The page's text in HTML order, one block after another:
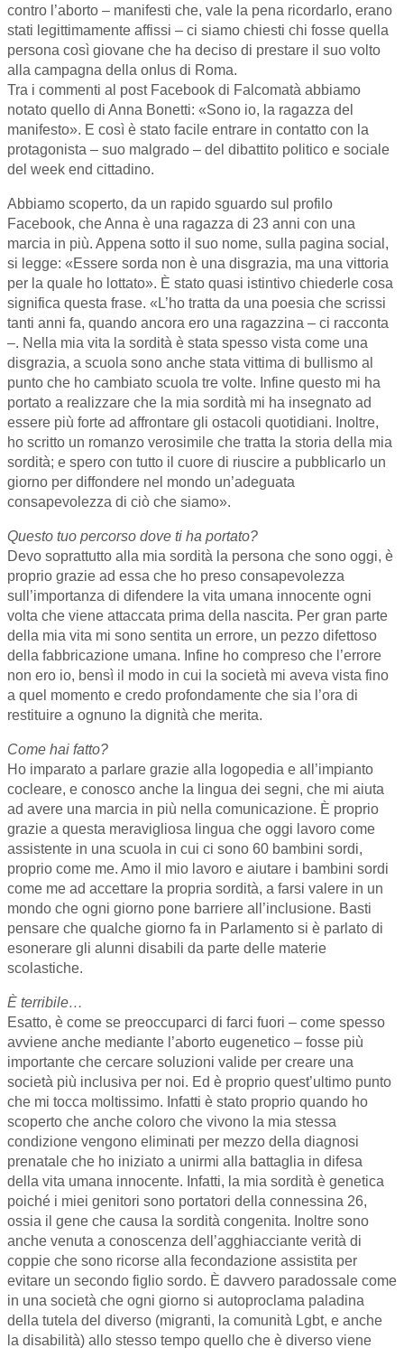
contro l’aborto – manifesti che, vale la pena ricordarlo, erano
stati legittimamente affissi – ci siamo chiesti chi fosse quella
persona così giovane che ha deciso di prestare il suo volto
alla campagna della onlus di Roma.
Tra i commenti al post Facebook di Falcomatà abbiamo
notato quello di Anna Bonetti: «Sono io, la ragazza del
manifesto». E così è stato facile entrare in contatto con la
protagonista – suo malgrado – del dibattito politico e sociale
del week end cittadino.
Abbiamo scoperto, da un rapido sguardo sul profilo
Facebook, che Anna è una ragazza di 23 anni con una
marcia in più. Appena sotto il suo nome, sulla pagina social,
si legge: «Essere sorda non è una disgrazia, ma una vittoria
per la quale ho lottato». È stato quasi istintivo chiederle cosa
significa questa frase. «L’ho tratta da una poesia che scrissi
tanti anni fa, quando ancora ero una ragazzina – ci racconta
–. Nella mia vita la sordità è stata spesso vista come una
disgrazia, a scuola sono anche stata vittima di bullismo al
punto che ho cambiato scuola tre volte. Infine questo mi ha
portato a realizzare che la mia sordità mi ha insegnato ad
essere più forte ad affrontare gli ostacoli quotidiani. Inoltre,
ho scritto un romanzo verosimile che tratta la storia della mia
sordità; e spero con tutto il cuore di riuscire a pubblicarlo un
giorno per diffondere nel mondo un’adeguata
consapevolezza di ciò che siamo».
Questo tuo percorso dove ti ha portato?
Devo soprattutto alla mia sordità la persona che sono oggi, è
proprio grazie ad essa che ho preso consapevolezza
sull’importanza di difendere la vita umana innocente ogni
volta che viene attaccata prima della nascita. Per gran parte
della mia vita mi sono sentita un errore, un pezzo difettoso
della fabbricazione umana. Infine ho compreso che l’errore
non ero io, bensì il modo in cui la società mi aveva vista fino
a quel momento e credo profondamente che sia l’ora di
restituire a ognuno la dignità che merita.
Come hai fatto?
Ho imparato a parlare grazie alla logopedia e all’impianto
cocleare, e conosco anche la lingua dei segni, che mi aiuta
ad avere una marcia in più nella comunicazione. È proprio
grazie a questa meravigliosa lingua che oggi lavoro come
assistente in una scuola in cui ci sono 60 bambini sordi,
proprio come me. Amo il mio lavoro e aiutare i bambini sordi
come me ad accettare la propria sordità, a farsi valere in un
mondo che ogni giorno pone barriere all’inclusione. Basti
pensare che qualche giorno fa in Parlamento si è parlato di
esonerare gli alunni disabili da parte delle materie
scolastiche.
È terribile…
Esatto, è come se preoccuparci di farci fuori – come spesso
avviene anche mediante l’aborto eugenetico – fosse più
importante che cercare soluzioni valide per creare una
società più inclusiva per noi. Ed è proprio quest’ultimo punto
che mi tocca moltissimo. Infatti è stato proprio quando ho
scoperto che anche coloro che vivono la mia stessa
condizione vengono eliminati per mezzo della diagnosi
prenatale che ho iniziato a unirmi alla battaglia in difesa
della vita umana innocente. Infatti, la mia sordità è genetica
poiché i miei genitori sono portatori della connessina 26,
ossia il gene che causa la sordità congenita. Inoltre sono
anche venuta a conoscenza dell’agghiacciante verità di
coppie che sono ricorse alla fecondazione assistita per
evitare un secondo figlio sordo. È davvero paradossale come
in una società che ogni giorno si autoproclama paladina
della tutela del diverso (migranti, la comunità Lgbt, e anche
la disabilità) allo stesso tempo quello che è diverso viene